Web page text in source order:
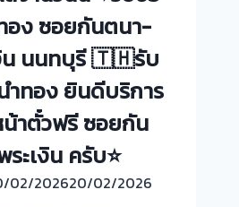
อง ซอยกันตนา-
น นนทบุรี 🇹🇭รับ
ำทอง ยินดีบริการ
น้าตั๋วฟรี ซอยกัน
ะเงิน ครับ⭐
02/202620/02/2026